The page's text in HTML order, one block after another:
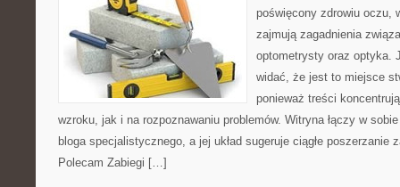
poświęcony zdrowiu oczu,
zajmują zagadnienia
optometrysty oraz optyka.
widać, że jest to miejsce
ponieważ treści
wzroku, jak i na rozpoznawaniu problemów. Witryna łączy w
bloga specjalistycznego, a jej układ sugeruje ciągłe poszerzanie
Polecam Zabiegi […]